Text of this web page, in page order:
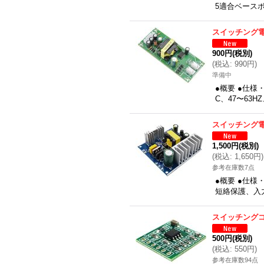
5適合ベース
スイッチング
900円(税別)
(税込: 990円)
準備中
●概要 ●仕様
C、47〜
スイッチング
1,500円(税別)
(税込: 1,650円)
参考在庫数7点
●概要 ●仕様
短絡保護、入
スイッチング
500円(税別)
(税込: 550円)
参考在庫数94点